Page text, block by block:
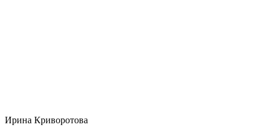
Ирина Криворотова